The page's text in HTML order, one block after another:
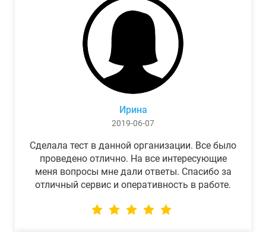
Ирина
2019-06-07
Сделала тест в данной организации. Все было
проведено отлично. На все интересующие
меня вопросы мне дали ответы. Спасибо за
отличный сервис и оперативность в работе.